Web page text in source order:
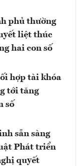
phủ thường
liệt thúc
hai con số
hợp tài khóa
tới tăng
số
sẵn sàng
Phát triển
quyết